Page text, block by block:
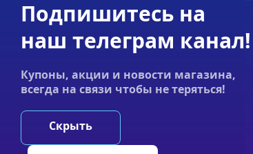
Акции Оплата Статьи
Пн-пт
НООТРОПЫ
Подпишитесь на
наш телеграм канал!
Купоны, акции и новости магазина,
всегда на связи чтобы не теряться!
Скрыть